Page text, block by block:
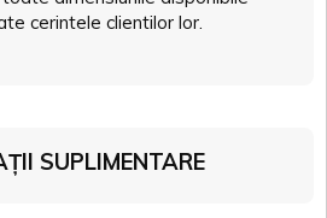
cerintele clientilor lor.
SUPLIMENTARE